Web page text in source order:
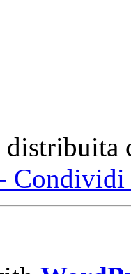
Condividi